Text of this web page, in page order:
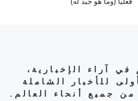
في آراء الإخبارية،
للأخبار الشاملة
جميع أنحاء العالم.